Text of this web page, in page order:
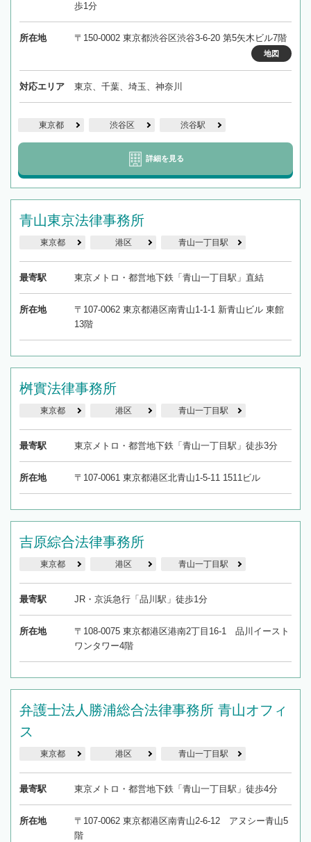
歩1分
所在地 〒150-0002 東京都渋谷区渋谷3-6-20 第5矢木ビル7階
地図
対応エリア 東京、千葉、埼玉、神奈川
東京都 渋谷区 渋谷駅
詳細を見る
青山東京法律事務所
東京都 港区 青山一丁目駅
最寄駅 東京メトロ・都営地下鉄「青山一丁目駅」直結
所在地
〒107-0062 東京都港区南青山1-1-1 新青山ビル 東館
13階
桝實法律事務所
東京都 港区 青山一丁目駅
最寄駅 東京メトロ・都営地下鉄「青山一丁目駅」徒歩3分
所在地 〒107-0061 東京都港区北青山1-5-11 1511ビル
吉原綜合法律事務所
東京都 港区 青山一丁目駅
最寄駅 JR・京浜急行「品川駅」徒歩1分
所在地
〒108-0075 東京都港区港南2丁目16-1 品川イースト
ワンタワー4階
弁護士法人勝浦総合法律事務所 青山オフィ
ス
東京都 港区 青山一丁目駅
最寄駅 東京メトロ・都営地下鉄「青山一丁目駅」徒歩4分
所在地
〒107-0062 東京都港区南青山2-6-12 アヌシー青山5
階